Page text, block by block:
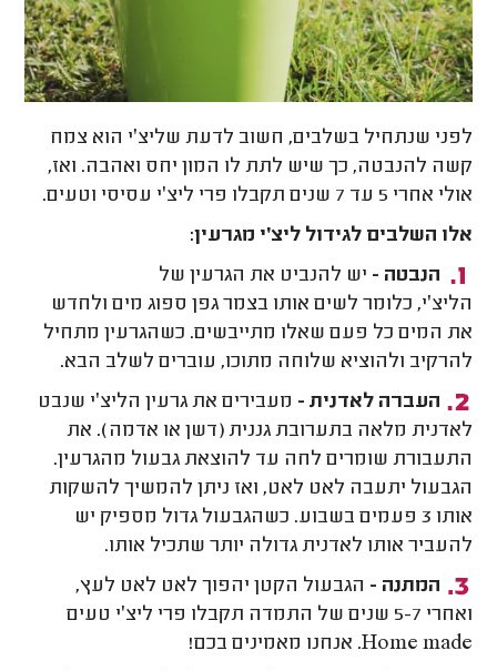
לפני שנתחיל בשלבים, חשוב לדעת שליצ׳י הוא צמח
קשה להנבטה, כך שיש לתת לו המון יחס ואהבה. ואז,
אולי אחרי 5 עד 7 שנים תקבלו פרי ליצ׳י עסיסי וטעים.
אלו השלבים לגידול ליצ׳י מגרעין:
הנבטה - יש להנביט את הגרעין של
הליצ׳י, כלומר לשים אותו בצמר גפן ספוג מים ולחדש
את המים כל פעם שאלו מתייבשים. כשהגרעין מתחיל
להרקיב ולהוציא שלוחה מתוכו, עוברים לשלב הבא.
העברה לאדנית - מעבירים את גרעין הליצ׳י שנבט
לאדנית מלאה בתערובת גננית (דשן או אדמה). את
התעבורת שומרים לחה עד להוצאת גבעול מהגרעין.
הגבעול יתעבה לאט לאט, ואז ניתן להמשיך להשקות
אותו 3 פעמים בשבוע. כשהגבעול גדול מספיק יש
להעביר אותו לאדנית גדולה יותר שתכיל אותו.
המתנה - הגבעול הקטן יהפוך לאט לאט לעץ,
ואחרי 5-7 שנים של התמדה תקבלו פרי ליצ׳י טעים
Home made. אנחנו מאמינים בכם!